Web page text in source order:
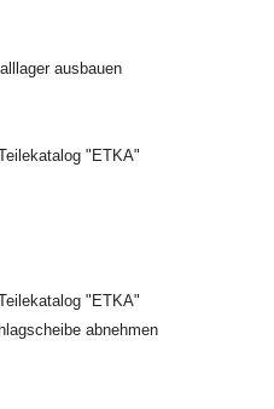
ausbauen
"ETKA"
"ETKA"
abnehmen